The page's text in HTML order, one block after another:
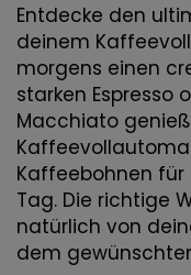
Entdecke den
deinem
morgens einen
starken Espresso
Macchiato
Kaffeebohnen
Tag. Die richtige
natürlich von
dem